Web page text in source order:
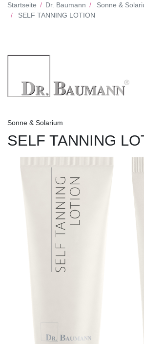
Startseite Dr. Baumann
Sonne &
SELF TANNING LOTION
Sonne & Solarium
SELF TANNING